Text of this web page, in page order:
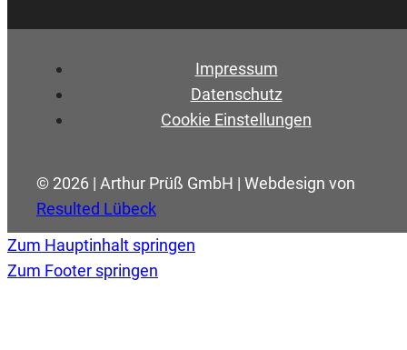
Zum Hauptinhalt springen
Zum Footer springen
Impressum
Datenschutz
Cookie Einstellungen
© 2026 | Arthur Prüß GmbH | Webdesign von
Resulted Lübeck